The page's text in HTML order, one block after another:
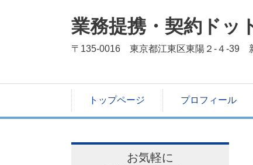
業務提携・契約ドッ
〒135-0016 東京都江東区東陽２-４-39
トップページ プロフィール
お気軽に